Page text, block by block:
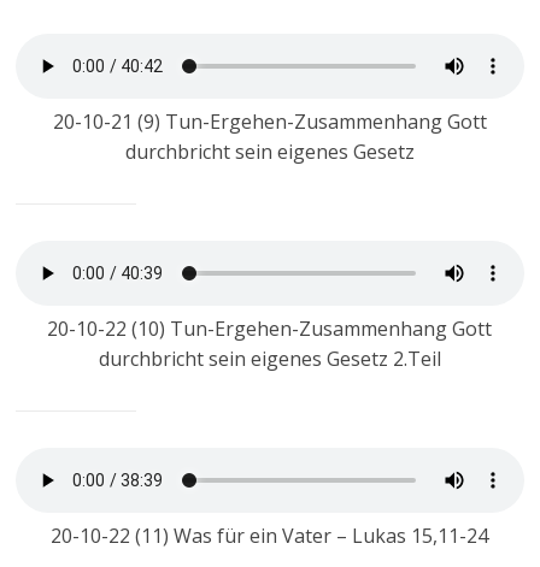
20-10-21 (9) Tun-Ergehen-Zusammenhang Gott
durchbricht sein eigenes Gesetz
20-10-22 (10) Tun-Ergehen-Zusammenhang Gott
durchbricht sein eigenes Gesetz 2.Teil
20-10-22 (11) Was für ein Vater – Lukas 15,11-24